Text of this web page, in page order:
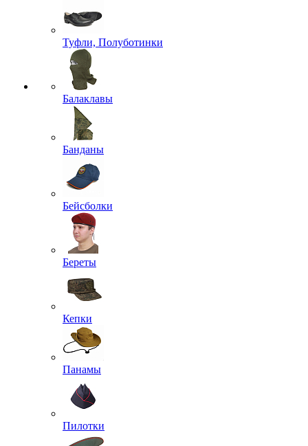
Туфли, Полуботинки
Балаклавы
Банданы
Бейсболки
Береты
Кепки
Панамы
Пилотки